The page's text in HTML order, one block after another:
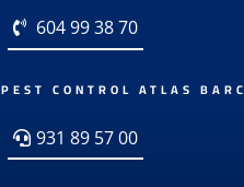
604 99 38 70
PEST CONTROL ATLAS
931 89 57 00